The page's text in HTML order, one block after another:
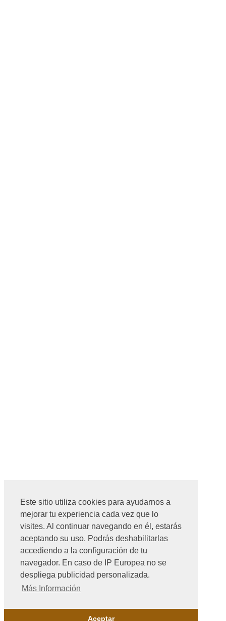
Este sitio utiliza cookies para ayudarnos a
mejorar tu experiencia cada vez que lo
visites. Al continuar navegando en él, estarás
aceptando su uso. Podrás deshabilitarlas
accediendo a la configuración de tu
navegador. En caso de IP Europea no se
despliega publicidad personalizada.
Más Información
Aceptar